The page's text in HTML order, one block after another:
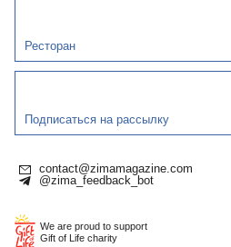
Ресторан
Подписаться на рассылку
contact@zimamagazine.com
@zima_feedback_bot
We are proud to support
Gift of Life charity